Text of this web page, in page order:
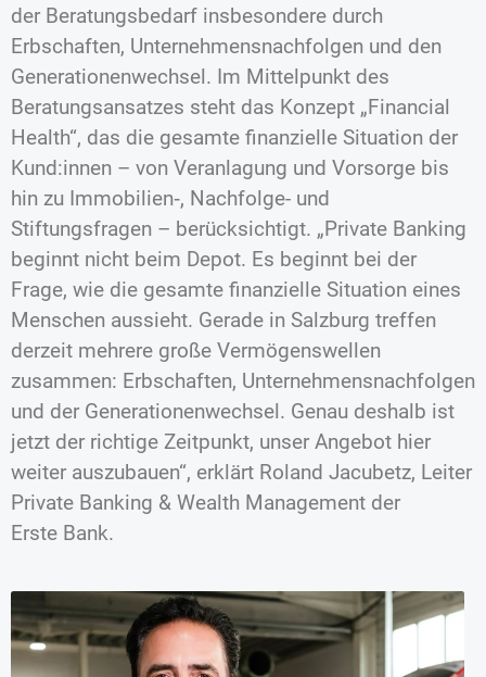
der Beratungsbedarf insbesondere durch
Erbschaften, Unternehmensnachfolgen und den
Generationenwechsel. Im Mittelpunkt des
Beratungsansatzes steht das Konzept „Financial
Health“, das die gesamte finanzielle Situation der
Kund:innen – von Veranlagung und Vorsorge bis
hin zu Immobilien‑, Nachfolge- und
Stiftungsfragen – berücksichtigt. „Private Banking
beginnt nicht beim Depot. Es beginnt bei der
Frage, wie die gesamte finanzielle Situation eines
Menschen aussieht. Gerade in Salzburg treffen
derzeit mehrere große Vermögenswellen
zusammen: Erbschaften, Unternehmensnachfolgen
und der Generationenwechsel. Genau deshalb ist
jetzt der richtige Zeitpunkt, unser Angebot hier
weiter auszubauen“, erklärt Roland Jacubetz, Leiter
Private Banking & Wealth Management der
Erste Bank.